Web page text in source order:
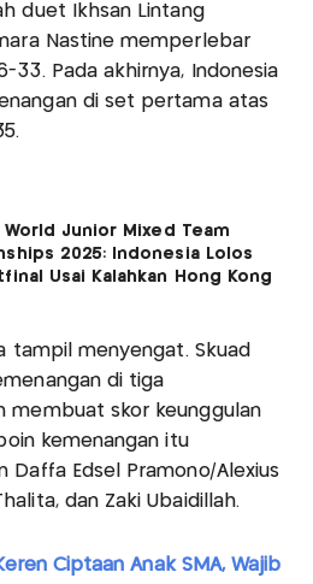
duet Ikhsan Lintang
Nastine memperlebar
33. Pada akhirnya, Indonesia
di set pertama atas
World Junior Mixed Team
2025: Indonesia Lolos
Usai Kalahkan Hong Kong
tampil menyengat. Skuad
di tiga
membuat skor keunggulan
kemenangan itu
Daffa Edsel Pramono/Alexius
dan Zaki Ubaidillah.
Ciptaan Anak SMA, Wajib